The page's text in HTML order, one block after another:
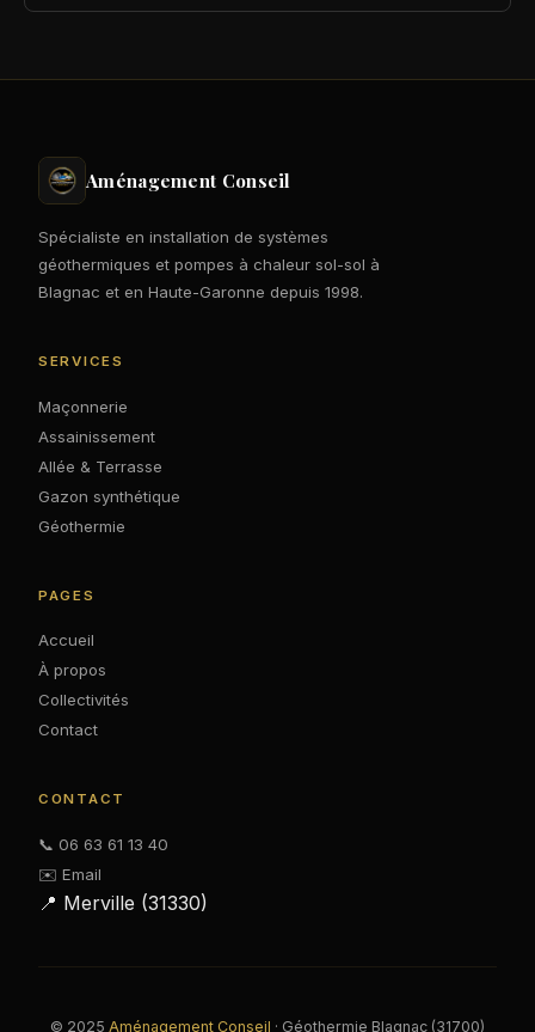
Aménagement Conseil
Spécialiste en installation de systèmes
géothermiques et pompes à chaleur sol-sol à
Blagnac et en Haute-Garonne depuis 1998.
SERVICES
Maçonnerie
Assainissement
Allée & Terrasse
Gazon synthétique
Géothermie
PAGES
Accueil
À propos
Collectivités
Contact
CONTACT
📞 06 63 61 13 40
✉️ Email
📍 Merville (31330)
© 2025 Aménagement Conseil · Géothermie Blagnac (31700)